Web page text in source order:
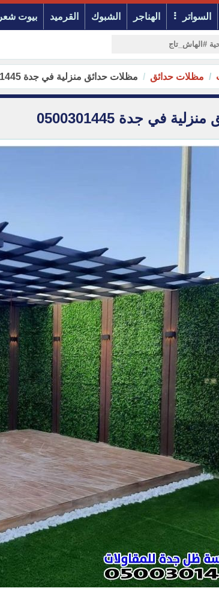
السواتر الهناجر الشبوك القرميد بيوت شعر
مظلات حدائق مظلات حدائق منزلية في جدة 0500301445
في جدة 0500301445